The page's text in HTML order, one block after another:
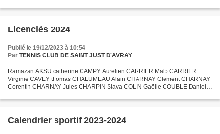
Licenciés 2024
Publié le 19/12/2023 à 10:54
Par TENNIS CLUB DE SAINT JUST D'AVRAY
Ramazan AKSU catherine CAMPY Aurelien CARRIER Malo CARRIER
Virginie CAVEY thomas CHALUMEAU Alain CHARNAY Clément CHARNAY
Corentin CHARNAY Jules CHARPIN Slava COLIN Gaëlle COUBLE Daniel
DERIPPE Marius...
Calendrier sportif 2023-2024